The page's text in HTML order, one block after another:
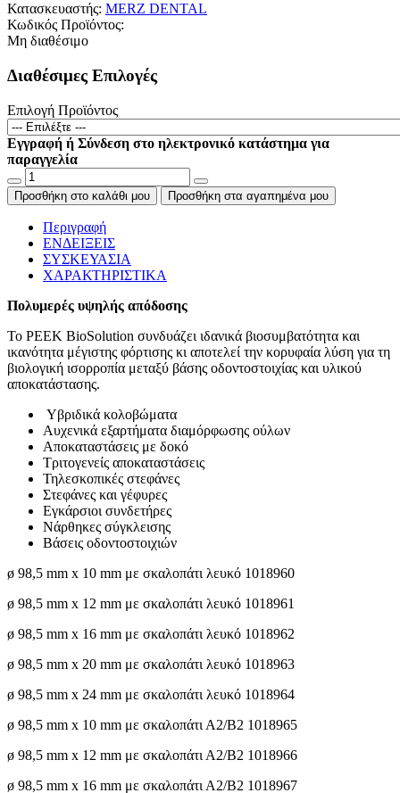
Κατασκευαστής: MERZ DENTAL
Κωδικός Προϊόντος:
Μη διαθέσιμο
Διαθέσιμες Επιλογές
Επιλογή Προϊόντος
Εγγραφή ή Σύνδεση στο ηλεκτρονικό κατάστημα για
παραγγελία
Προσθήκη στο καλάθι μου Προσθήκη στα αγαπημένα μου
Περιγραφή
ΕΝΔΕΙΞΕΙΣ
ΣΥΣΚΕΥΑΣΙΑ
ΧΑΡΑΚΤΗΡΙΣΤΙΚΑ
Πολυμερές υψηλής απόδοσης
Το PΕΕΚ BioSolution συνδυάζει ιδανικά βιοσυμβατότητα και
ικανότητα μέγιστης φόρτισης κι αποτελεί την κορυφαία λύση για τη
βιολογική ισορροπία μεταξύ βάσης οδοντοστοιχίας και υλικού
αποκατάστασης.
Υβριδικά κολοβώματα
Αυχενικά εξαρτήματα διαμόρφωσης ούλων
Αποκαταστάσεις με δοκό
Τριτογενείς αποκαταστάσεις
Τηλεσκοπικές στεφάνες
Στεφάνες και γέφυρες
Εγκάρσιοι συνδετήρες
Νάρθηκες σύγκλεισης
Βάσεις οδοντοστοιχιών
ø 98,5 mm x 10 mm με σκαλοπάτι λευκό 1018960
ø 98,5 mm x 12 mm με σκαλοπάτι λευκό 1018961
ø 98,5 mm x 16 mm με σκαλοπάτι λευκό 1018962
ø 98,5 mm x 20 mm με σκαλοπάτι λευκό 1018963
ø 98,5 mm x 24 mm με σκαλοπάτι λευκό 1018964
ø 98,5 mm x 10 mm με σκαλοπάτι Α2/Β2 1018965
ø 98,5 mm x 12 mm με σκαλοπάτι Α2/Β2 1018966
ø 98,5 mm x 16 mm με σκαλοπάτι Α2/Β2 1018967